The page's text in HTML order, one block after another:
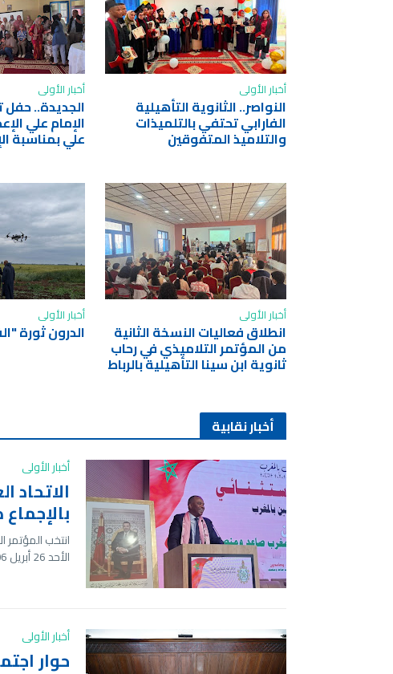
أخبار الأولى
النواصر.. الثانوية التأهيلية
الفارابي تحتفي بالتلميذات
والتلاميذ المتفوقين
أخبار الأولى
الجديدة.. حفل
الإمام علي
علي بمناسبة
أخبار الأولى
انطلاق فعاليات النسخة الثانية
من المؤتمر التلاميذي في رحاب
ثانوية ابن سينا التأهيلية بالرباط
أخبار الأولى
الدرون ثورة
أخبار نقابية
أخبار الأولى
انتخب المؤتمر
الأحد 26 أبريل 206…
أخبار الأولى
حوار